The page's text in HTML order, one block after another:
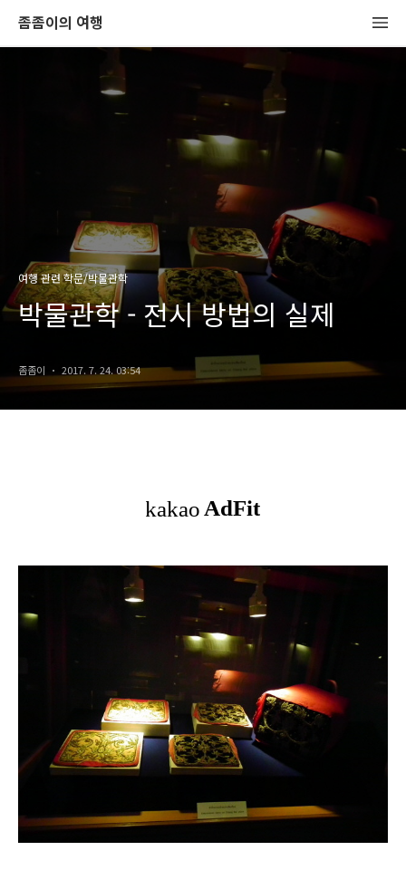
좀좀이의 여행
여행 관련 학문/박물관학
박물관학 - 전시 방법의 실제
좀좀이 2017. 7. 24. 03:54